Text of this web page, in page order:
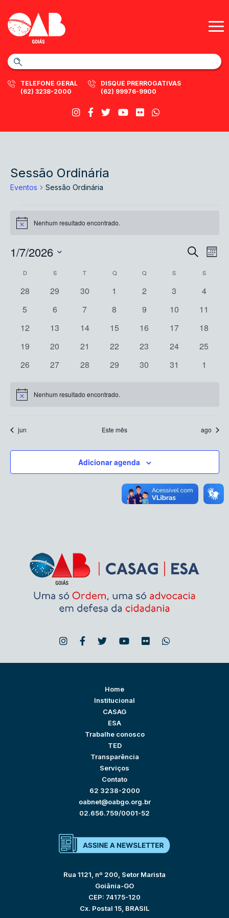
TELEFONE GERAL
(62) 3238-2000
DISQUE PRERROGATIVAS
(62) 99976-9900
Sessão Ordinária
Eventos Sessão Ordinária
Eventos
Notice Nenhum resultado encontrado.
de
de
Procurar
Mês
1/7/2026
Calendárior
de
Eventos
DDOMINGOSSEGUNDA-FEIRA
T TERÇA-FEIRA
Q QUARTA-FEIRA
Q QUINTA-FEIRA
S SEXTA-FEIRA
SSÁBADO
0
28
0
29
0
30
0
1
0
2
0
3
0
4
0
5
0
6
0
7
0
8
0
9
0
10
0
11
0
12
0
13
0
14
0
15
0
16
0
17
0
18
0
19
0
20
0
21
0
22
0
23
0
24
0
25
0
26
0
27
0
28
0
29
0
30
0
31
0
1
Notice Nenhum resultado encontrado.
jun Este mês ago
Adicionar agenda
Home
Institucional
CASAG
ESA
Trabalhe conosco
TED
Transparência
Serviços
Contato
62 3238-2000
oabnet@oabgo.org.br
02.656.759/0001-52
Rua 1121, nº 200, Setor Marista
Goiânia-GO
CEP: 74175-120
Cx. Postal 15, BRASIL